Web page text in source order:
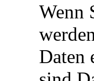
Wenn
Daten